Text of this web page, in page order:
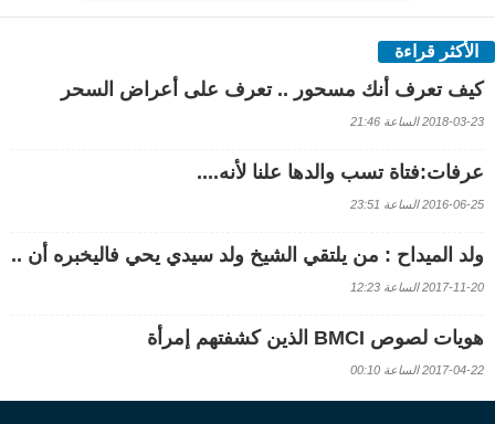
الأكثر قراءة
كيف تعرف أنك مسحور .. تعرف على أعراض السحر
2018-03-23 الساعة 21:46
عرفات:فتاة تسب والدها علنا لأنه....
2016-06-25 الساعة 23:51
ولد الميداح : من يلتقي الشيخ ولد سيدي يحي فاليخبره أن ..
2017-11-20 الساعة 12:23
هويات لصوص BMCI الذين كشفتهم إمرأة
2017-04-22 الساعة 00:10